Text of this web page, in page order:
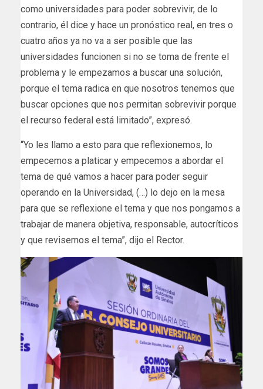
como universidades para poder sobrevivir, de lo
contrario, él dice y hace un pronóstico real, en tres o
cuatro años ya no va a ser posible que las
universidades funcionen si no se toma de frente el
problema y le empezamos a buscar una solución,
porque el tema radica en que nosotros tenemos que
buscar opciones que nos permitan sobrevivir porque
el recurso federal está limitado”, expresó.
“Yo les llamo a esto para que reflexionemos, lo
empecemos a platicar y empecemos a abordar el
tema de qué vamos a hacer para poder seguir
operando en la Universidad, (…) lo dejo en la mesa
para que se reflexione el tema y que nos pongamos a
trabajar de manera objetiva, responsable, autocríticos
y que revisemos el tema”, dijo el Rector.